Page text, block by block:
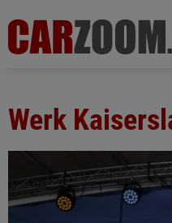
Werk